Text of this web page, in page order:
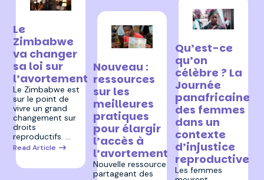
Le
Zimbabwe
va changer
sa loi sur
l’avortement
Le Zimbabwe est
sur le point de
vivre un grand
changement sur
droits
reproductifs. …
Read Article
Nouveau :
ressources
sur les
meilleures
pratiques
pour élargir
l’accès à
l’avortement
Nouvelle ressource
partageant des
Qu’est-ce
qu’on
célèbre ? La
Journée
panafricaine
des femmes
dans un
contexte
d’injustice
reproductive
Les femmes